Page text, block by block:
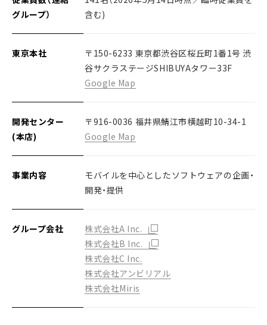
グループ）
含む)
東京本社
〒150-6233 東京都渋谷区桜丘町1番1号 渋
谷サクラステージSHIBUYAタワー33F
Google Map
開発センター
(本店)
〒916-0036 福井県鯖江市横越町10-34-1
Google Map
事業内容
モバイルを中心としたソフトウェアの企画・
開発・提供
グループ会社
株式会社A Inc.
株式会社B Inc.
株式会社C Inc.
株式会社アンビリアル
株式会社Miris